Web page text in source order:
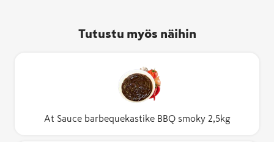
Tutustu myös näihin
At Sauce barbequekastike BBQ smoky 2,5kg